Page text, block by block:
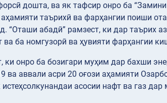
дошта, ва як тафсир онро ба
таърихӣ ва фарҳангии поиши
абадӣ” рамзест, ки дар таърих
ба номгузорӣ ва ҳувияти фарҳангии
ки онро ба бозигари муҳим дар бахши
аввали асри 20 оғози аҳамияти
асосии нафт ва газ